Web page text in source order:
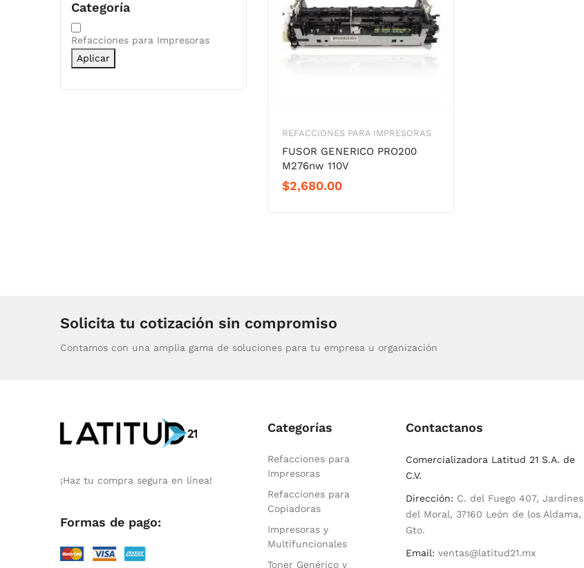
REFACCIONES PARA IMPRESORAS
FUSOR GENERICO PRO200
M276nw 110V
$2,680.00
Categoría
Categoría
Refacciones para Impresoras
Aplicar
Solicita tu cotización sin compromiso
Contamos con una amplia gama de soluciones para tu empresa u organización
¡Haz tu compra segura en línea!
Formas de pago:
Categorías
Refacciones para
Impresoras
Refacciones para
Copiadoras
Impresoras y
Multifuncionales
Toner Genérico y
Contactanos
Comercializadora Latitud 21 S.A. de
C.V.
Dirección: C. del Fuego 407, Jardines
del Moral, 37160 León de los Aldama,
Gto.
Email: ventas@latitud21.mx